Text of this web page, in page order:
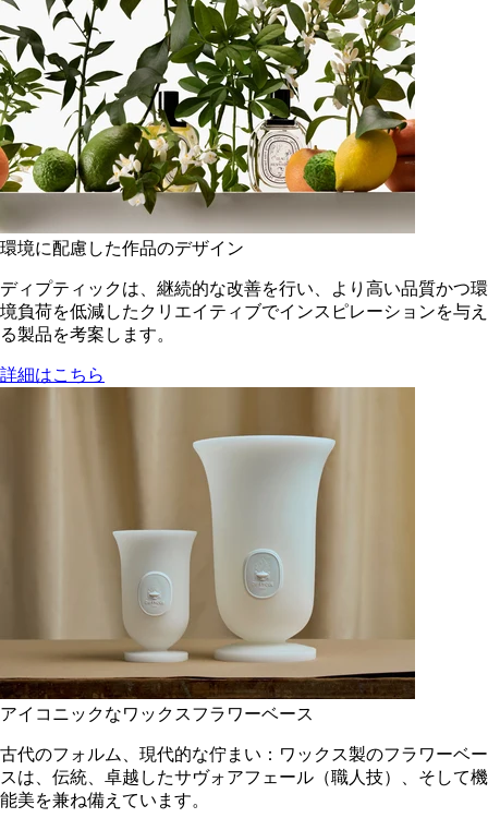
環境に配慮した作品のデザイン
ディプティックは、継続的な改善を行い、より高い品質かつ環
境負荷を低減した​クリエイティブでインスピレーションを与え
る製品を考案します。
詳細はこちら
アイコニックなワックスフラワーベース
古代のフォルム、現代的な佇まい：ワックス製のフラワーベー
スは、伝統、卓越したサヴォアフェール（職人技）、そして機
能美を兼ね備えています。